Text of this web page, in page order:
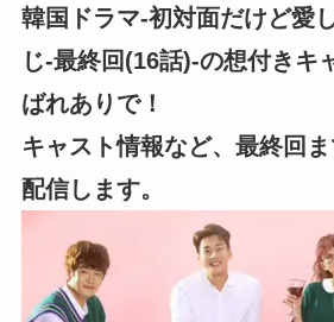
韓国ドラマ-初対面だけど愛
じ-最終回(16話)-の想付きキ
ばれありで！
キャスト情報など、最終回
配信します。